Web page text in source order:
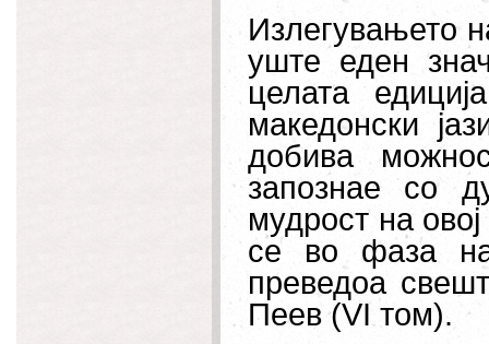
Излегувањето
уште еден
целата
македонски
добива
запознае со
мудрост на
се во фаза
преведоа
Пеев (VI том).